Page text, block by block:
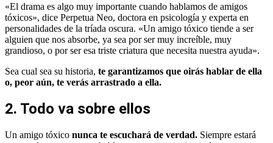
«El drama es algo muy importante cuando hablamos de amigos
tóxicos», dice Perpetua Neo, doctora en psicología y experta en
personalidades de la tríada oscura. «Un amigo tóxico tiende a ser
alguien que nos absorbe, ya sea por ser muy increíble, muy
grandioso, o por ser esa triste criatura que necesita nuestra ayuda».
Sea cual sea su historia, te garantizamos que oirás hablar de ella
o, peor aún, te verás arrastrado a ella.
2. Todo va sobre ellos
Un amigo tóxico nunca te escuchará de verdad. Siempre estará